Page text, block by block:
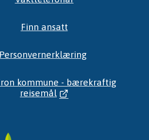
Finn ansatt
Personvernerklæring
kommune - bærekraftig
reisemål